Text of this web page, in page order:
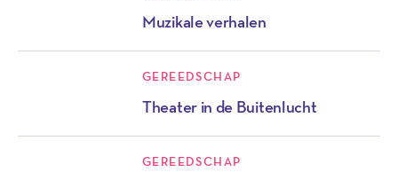
Muzikale verhalen
GEREEDSCHAP
Theater in de Buitenlucht
GEREEDSCHAP